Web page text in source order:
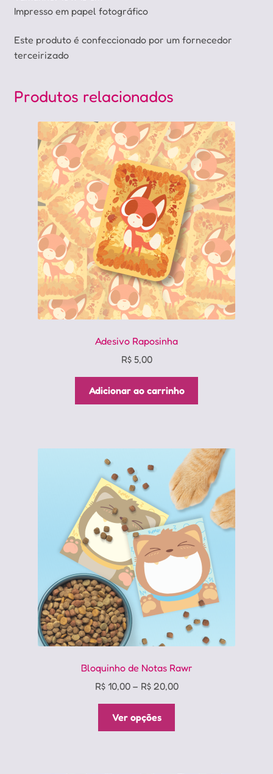
Impresso em papel fotográfico
Este produto é confeccionado por um fornecedor
terceirizado
Produtos relacionados
Adesivo Raposinha
R$5,00
Adicionar ao carrinho
Bloquinho de Notas Rawr
R$10,00 – R$20,00Price
Ver opções